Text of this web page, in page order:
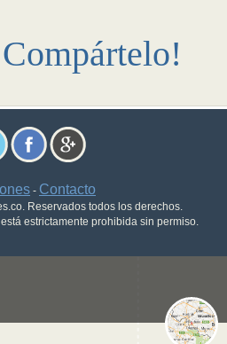
- Contacto
Reservados todos los derechos.
estrictamente prohibida sin permiso.